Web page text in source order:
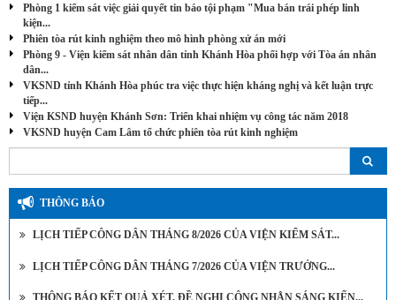
Phòng 1 kiểm sát việc giải quyết tin báo tội phạm "Mua bán trái phép linh
kiện...
Phiên tòa rút kinh nghiệm theo mô hình phòng xử án mới
Phòng 9 - Viện kiểm sát nhân dân tỉnh Khánh Hòa phối hợp với Tòa án nhân
dân...
VKSND tỉnh Khánh Hòa phúc tra việc thực hiện kháng nghị và kết luận trực
tiếp...
Viện KSND huyện Khánh Sơn: Triển khai nhiệm vụ công tác năm 2018
VKSND huyện Cam Lâm tổ chức phiên tòa rút kinh nghiệm
THÔNG BÁO
LỊCH TIẾP CÔNG DÂN THÁNG 8/2026 CỦA VIỆN KIỂM SÁT...
LỊCH TIẾP CÔNG DÂN THÁNG 7/2026 CỦA VIỆN TRƯỞNG...
THÔNG BÁO KẾT QUẢ XÉT, ĐỀ NGHỊ CÔNG NHẬN SÁNG KIẾN...